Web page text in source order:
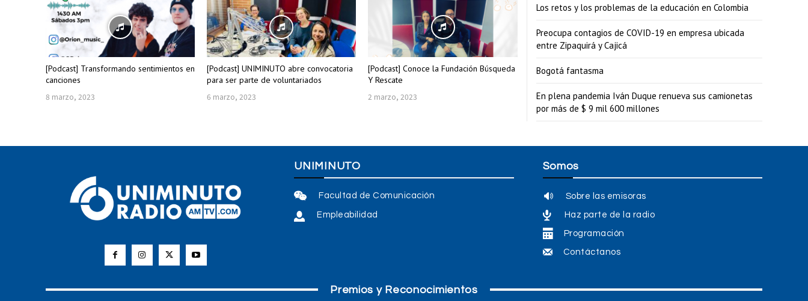
[Podcast] Transformando sentimientos en
canciones
8 marzo, 2023
[Podcast] UNIMINUTO abre convocatoria
para ser parte de voluntariados
6 marzo, 2023
[Podcast] Conoce la Fundación Búsqueda
Y Rescate
2 marzo, 2023
Los retos y los problemas de la educación en Colombia
Preocupa contagios de COVID-19 en empresa ubicada
entre Zipaquirá y Cajicá
Bogotá fantasma
En plena pandemia Iván Duque renueva sus camionetas
por más de $ 9 mil 600 millones
UNIMINUTO
Facultad de Comunicación
Empleabilidad
Somos
Sobre las emisoras
Haz parte de la radio
Programación
Contáctanos
Premios y Reconocimientos